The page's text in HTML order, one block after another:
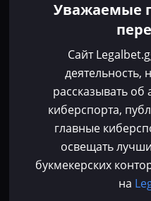
Фрибеты
Без депозита
Контакты
Пользовательское соглашение
Политика конфиденциальности
Политика в отношении файлов
Согласие на обработку
Зарегистрировано Федеральной
Уважаемые
Сайт
рассказывать об
киберспорта,
главные
освещать
букмекерских
на